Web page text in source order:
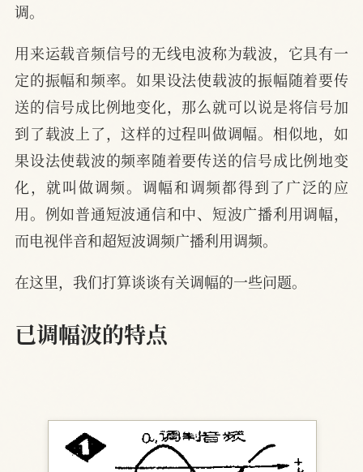
调。
用来运载音频信号的无线电波称为载波，它具有一
定的振幅和频率。如果设法使载波的振幅随着要传
送的信号成比例地变化，那么就可以说是将信号加
到了载波上了，这样的过程叫做调幅。相似地，如
果设法使载波的频率随着要传送的信号成比例地变
化，就叫做调频。调幅和调频都得到了广泛的应
用。例如普通短波通信和中、短波广播利用调幅，
而电视伴音和超短波调频广播利用调频。
在这里，我们打算谈谈有关调幅的一些问题。
已调幅波的特点